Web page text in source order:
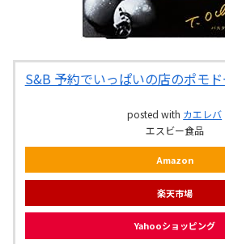
S&B 予約でいっぱいの店のポモ
posted with カエレバ
エスビー食品
Amazon
楽天市場
Yahooショッピング